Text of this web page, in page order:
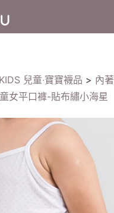
KIDS 兒童‧寶寶襪品 > 內著
女平口褲-貼布繡小海星